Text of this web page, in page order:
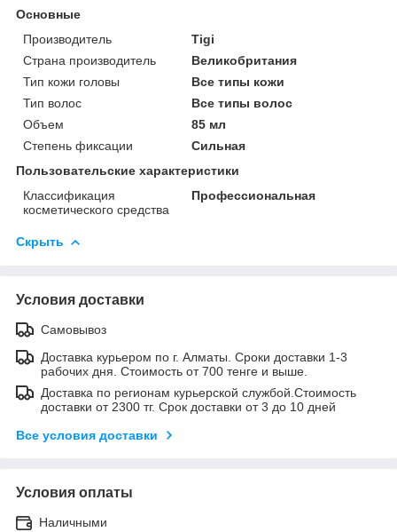
Основные
Производитель
Tigi
Страна производитель
Великобритания
Тип кожи головы
Все типы кожи
Тип волос
Все типы волос
Объем
85 мл
Степень фиксации
Сильная
Пользовательские характеристики
Классификация
косметического средства
Профессиональная
Скрыть
Условия доставки
Самовывоз
Доставка курьером по г. Алматы. Сроки доставки 1-3
рабочих дня. Стоимость от 700 тенге и выше.
Доставка по регионам курьерской службой.Стоимость
доставки от 2300 тг. Срок доставки от 3 до 10 дней
Все условия доставки
Условия оплаты
Наличными